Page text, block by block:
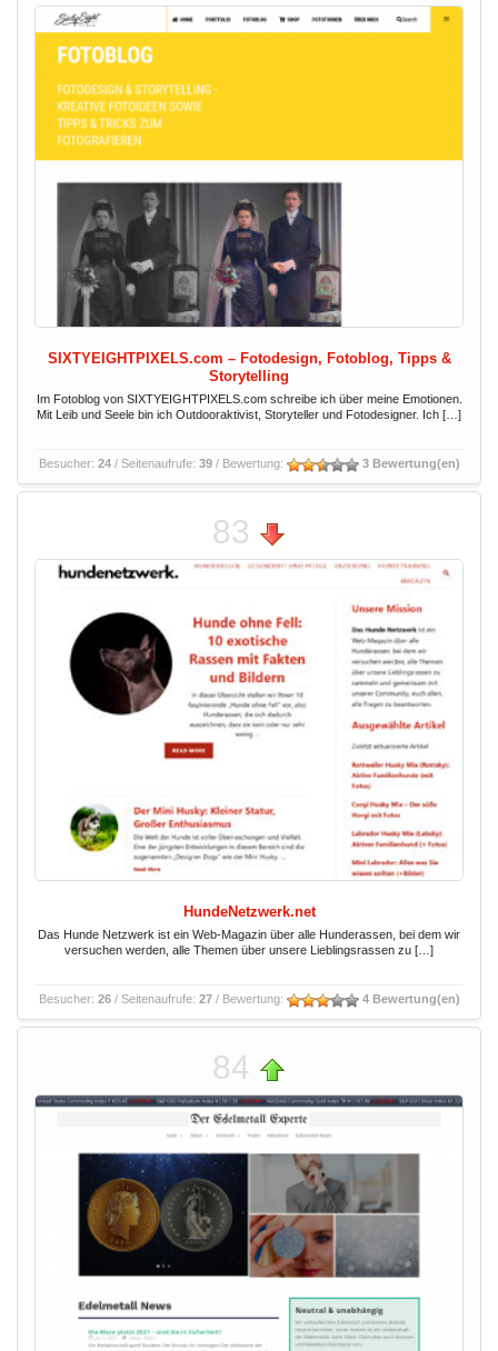
SIXTYEIGHTPIXELS.com – Fotodesign, Fotoblog, Tipps &
Storytelling
Im Fotoblog von SIXTYEIGHTPIXELS.com schreibe ich über meine Emotionen.
Mit Leib und Seele bin ich Outdooraktivist, Storyteller und Fotodesigner. Ich […]
Besucher: 24/ Seitenaufrufe: 39/ Bewertung: 3 Bewertung(en)
83
HundeNetzwerk.net
Das Hunde Netzwerk ist ein Web-Magazin über alle Hunderassen, bei dem wir
versuchen werden, alle Themen über unsere Lieblingsrassen zu […]
Besucher: 26/ Seitenaufrufe: 27/ Bewertung: 4 Bewertung(en)
84